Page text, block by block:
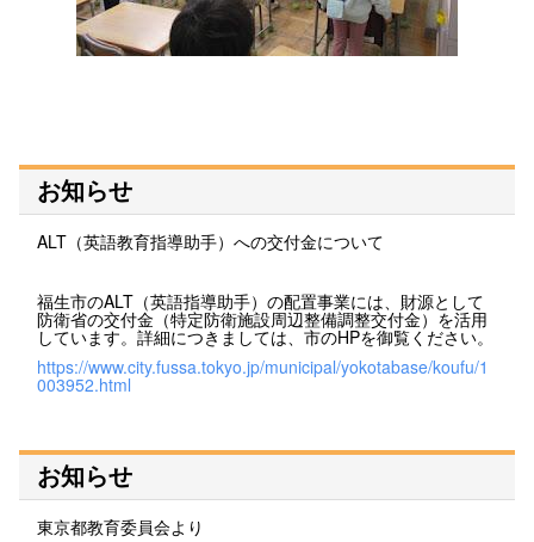
お知らせ
ALT（英語教育指導助手）への交付金について
福生市のALT（英語指導助手）の配置事業には、財源として
防衛省の交付金（特定防衛施設周辺整備調整交付金）を活用
しています。詳細につきましては、市のHPを御覧ください。
https://www.city.fussa.tokyo.jp/municipal/yokotabase/koufu/1
003952.html
お知らせ
東京都教育委員会より